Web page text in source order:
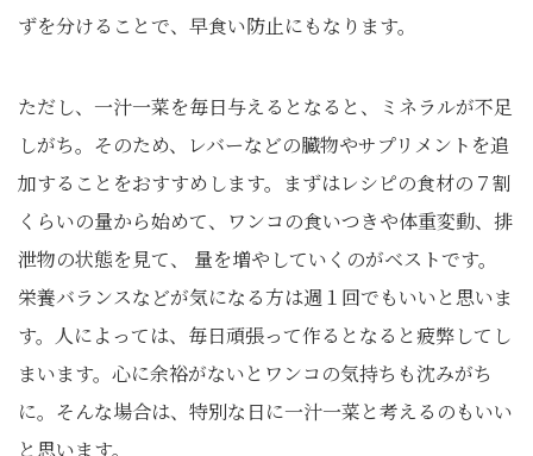
ずを分けることで、早食い防止にもなります。
ただし、一汁一菜を毎日与えるとなると、ミネラルが不足
しがち。そのため、レバーなどの臓物やサプリメントを追
加することをおすすめします。まずはレシピの食材の７割
くらいの量から始めて、ワンコの食いつきや体重変動、排
泄物の状態を見て、 量を増やしていくのがベストです。
栄養バランスなどが気になる方は週１回でもいいと思いま
す。人によっては、毎日頑張って作るとなると疲弊してし
まいます。心に余裕がないとワンコの気持ちも沈みがち
に。そんな場合は、特別な日に一汁一菜と考えるのもいい
と思います。